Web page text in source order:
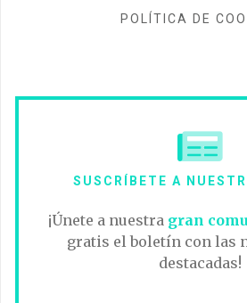
POLÍTICA DE
SUSCRÍBETE A
¡Únete a nuestra gran
gratis el boletín con las
destacadas!